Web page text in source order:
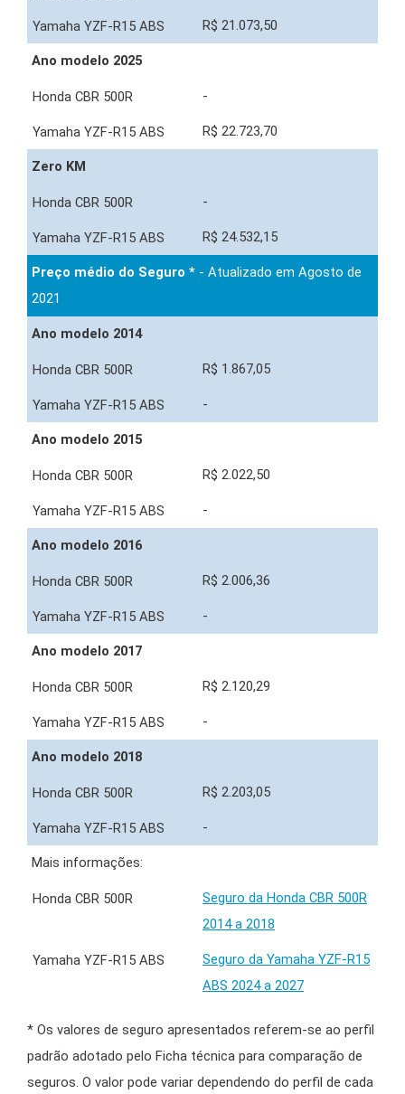
R$ 21.073,50
Ano modelo 2025
-
R$ 22.723,70
Zero KM
-
R$ 24.532,15
Preço médio do Seguro * - Atualizado em Agosto de
2021
Ano modelo 2014
R$ 1.867,05
-
Ano modelo 2015
R$ 2.022,50
-
Ano modelo 2016
R$ 2.006,36
-
Ano modelo 2017
R$ 2.120,29
-
Ano modelo 2018
R$ 2.203,05
-
Mais informações:
Seguro da Honda CBR 500R
2014 a 2018
Seguro da Yamaha YZF-R15
ABS 2024 a 2027
* Os valores de seguro apresentados referem-se ao perfil
padrão adotado pelo Ficha técnica para comparação de
seguros. O valor pode variar dependendo do perfil de cada